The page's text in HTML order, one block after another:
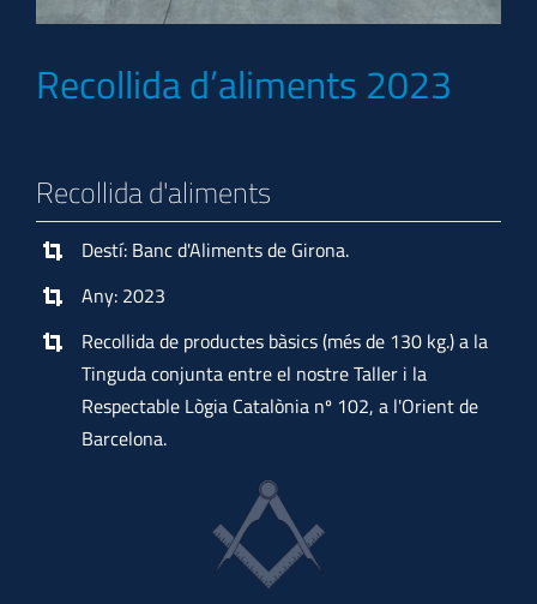
Recollida d’aliments 2023
Recollida d'aliments
Destí: Banc d'Aliments de Girona.
Any: 2023
Recollida de productes bàsics (més de 130 kg.) a la
Tinguda conjunta entre el nostre Taller i la
Respectable Lògia Catalònia nº 102, a l'Orient de
Barcelona.